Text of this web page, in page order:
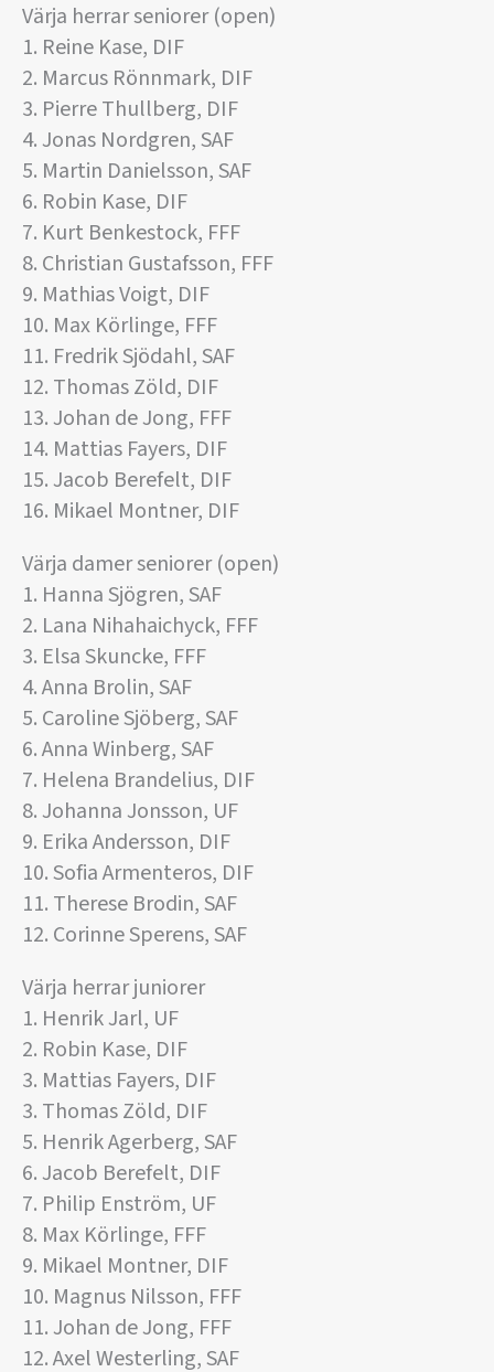
Värja herrar seniorer (open)
1. Reine Kase, DIF
2. Marcus Rönnmark, DIF
3. Pierre Thullberg, DIF
4. Jonas Nordgren, SAF
5. Martin Danielsson, SAF
6. Robin Kase, DIF
7. Kurt Benkestock, FFF
8. Christian Gustafsson, FFF
9. Mathias Voigt, DIF
10. Max Körlinge, FFF
11. Fredrik Sjödahl, SAF
12. Thomas Zöld, DIF
13. Johan de Jong, FFF
14. Mattias Fayers, DIF
15. Jacob Berefelt, DIF
16. Mikael Montner, DIF
Värja damer seniorer (open)
1. Hanna Sjögren, SAF
2. Lana Nihahaichyck, FFF
3. Elsa Skuncke, FFF
4. Anna Brolin, SAF
5. Caroline Sjöberg, SAF
6. Anna Winberg, SAF
7. Helena Brandelius, DIF
8. Johanna Jonsson, UF
9. Erika Andersson, DIF
10. Sofia Armenteros, DIF
11. Therese Brodin, SAF
12. Corinne Sperens, SAF
Värja herrar juniorer
1. Henrik Jarl, UF
2. Robin Kase, DIF
3. Mattias Fayers, DIF
3. Thomas Zöld, DIF
5. Henrik Agerberg, SAF
6. Jacob Berefelt, DIF
7. Philip Enström, UF
8. Max Körlinge, FFF
9. Mikael Montner, DIF
10. Magnus Nilsson, FFF
11. Johan de Jong, FFF
12. Axel Westerling, SAF